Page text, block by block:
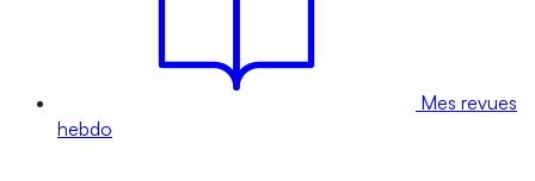
Mes revues
hebdo